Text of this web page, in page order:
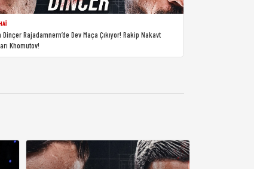
Dinçer Rajadamnern’de Dev Maça Çıkıyor! Rakip Nakavt
Khomutov!